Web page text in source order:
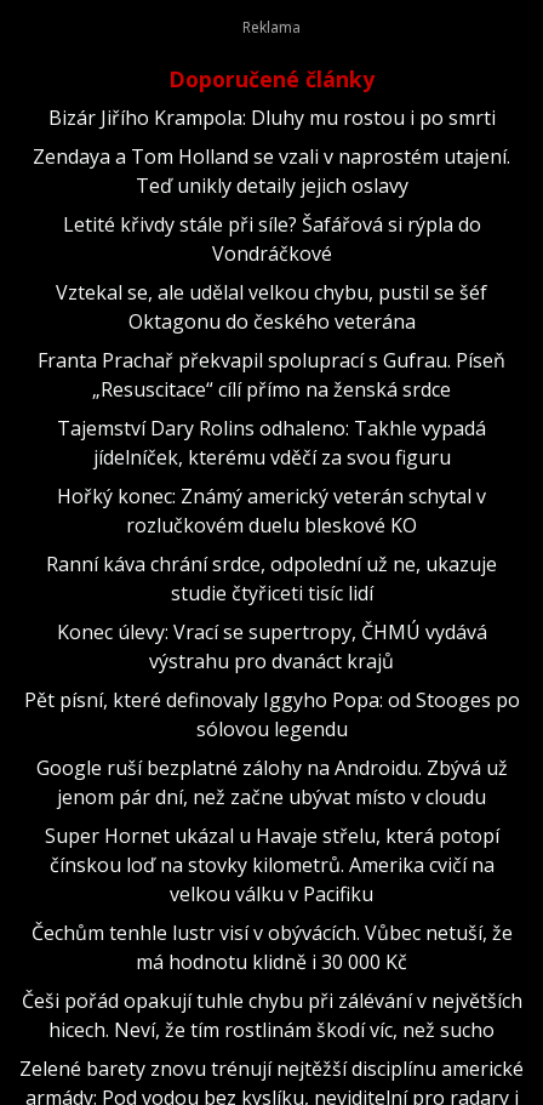
Doporučené články
Bizár Jiřího Krampola: Dluhy mu rostou i po smrti
Zendaya a Tom Holland se vzali v naprostém utajení.
Teď unikly detaily jejich oslavy
Letité křivdy stále při síle? Šafářová si rýpla do
Vondráčkové
Vztekal se, ale udělal velkou chybu, pustil se šéf
Oktagonu do českého veterána
Franta Prachař překvapil spoluprací s Gufrau. Píseň
„Resuscitace“ cílí přímo na ženská srdce
Tajemství Dary Rolins odhaleno: Takhle vypadá
jídelníček, kterému vděčí za svou figuru
Hořký konec: Známý americký veterán schytal v
rozlučkovém duelu bleskové KO
Ranní káva chrání srdce, odpolední už ne, ukazuje
studie čtyřiceti tisíc lidí
Konec úlevy: Vrací se supertropy, ČHMÚ vydává
výstrahu pro dvanáct krajů
Pět písní, které definovaly Iggyho Popa: od Stooges po
sólovou legendu
Google ruší bezplatné zálohy na Androidu. Zbývá už
jenom pár dní, než začne ubývat místo v cloudu
Super Hornet ukázal u Havaje střelu, která potopí
čínskou loď na stovky kilometrů. Amerika cvičí na
velkou válku v Pacifiku
Čechům tenhle lustr visí v obývácích. Vůbec netuší, že
má hodnotu klidně i 30 000 Kč
Češi pořád opakují tuhle chybu při zálévání v největších
hicech. Neví, že tím rostlinám škodí víc, než sucho
Zelené barety znovu trénují nejtěžší disciplínu americké
armády: Pod vodou bez kyslíku, neviditelní pro radary i